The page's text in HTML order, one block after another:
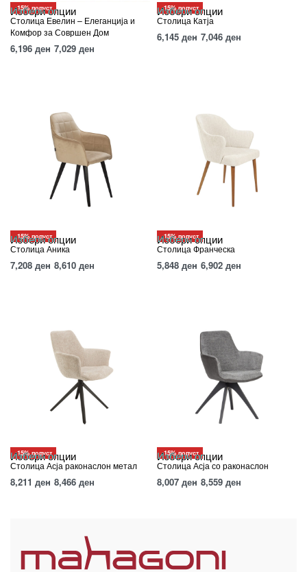
-15% попуст
Избери опции
Столица Евелин – Елеганција и
Комфор за Совршен Дом
6,196 ден 7,029 ден
-15% попуст
Избери опции
Столица Катја
6,145 ден 7,046 ден
-15% попуст
Избери опции
Столица Аника
7,208 ден 8,610 ден
-15% попуст
Избери опции
Столица Франческа
5,848 ден 6,902 ден
-15% попуст
Избери опции
Столица Асја раконаслон метал
8,211 ден 8,466 ден
-15% попуст
Избери опции
Столица Асја со раконаслон
8,007 ден 8,559 ден